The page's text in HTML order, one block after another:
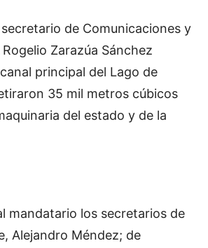
de Comunicaciones y
Zarazúa Sánchez
principal del Lago de
35 mil metros cúbicos
del estado y de la
mandatario los secretarios de
Alejandro Méndez; de